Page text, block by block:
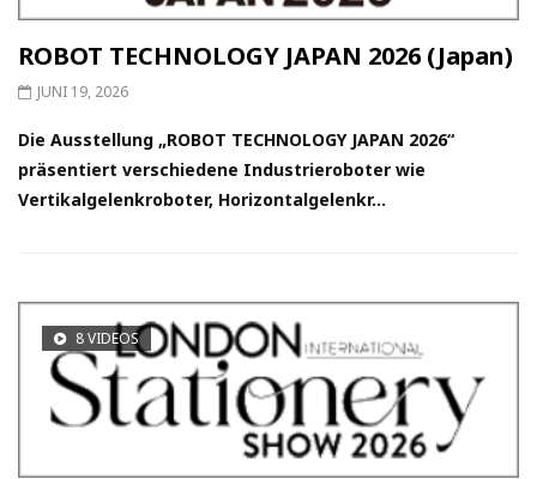
ROBOT TECHNOLOGY JAPAN 2026 (Japan)
JUNI 19, 2026
Die Ausstellung „ROBOT TECHNOLOGY JAPAN 2026“
präsentiert verschiedene Industrieroboter wie
Vertikalgelenkroboter, Horizontalgelenkr...
8 VIDEOS